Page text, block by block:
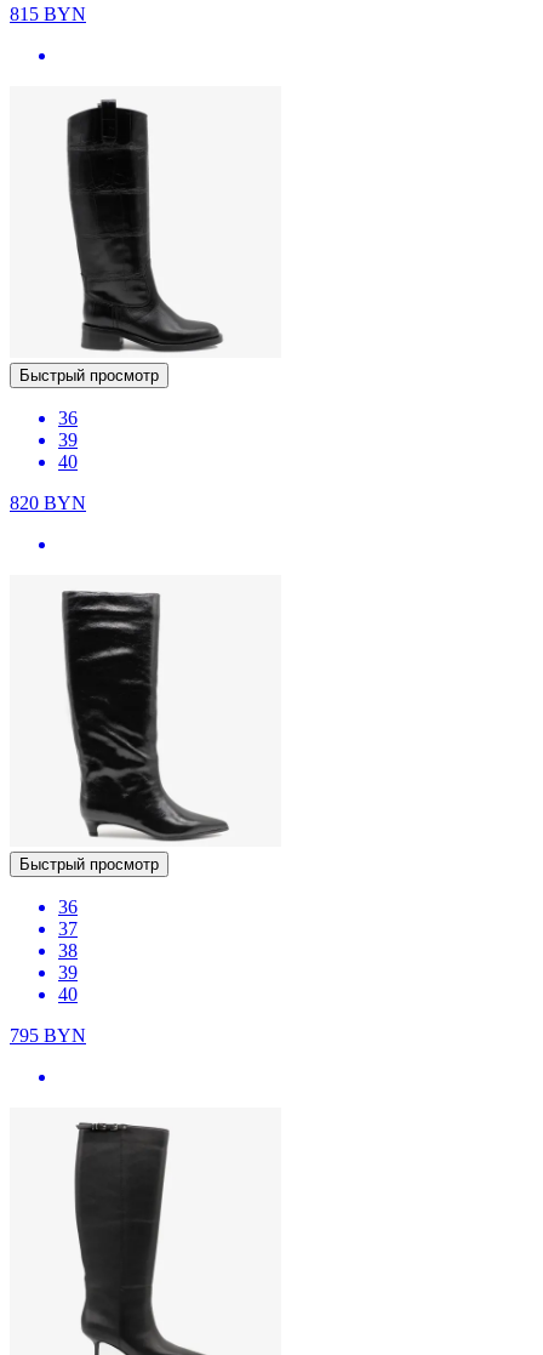
815 BYN
Быстрый просмотр
36
39
40
820 BYN
Быстрый просмотр
36
37
38
39
40
795 BYN